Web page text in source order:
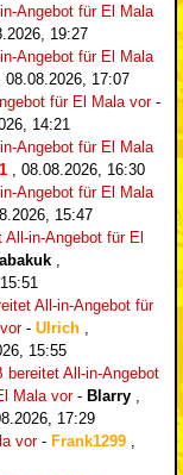
Angebot für El Mala
19:27
Angebot für El Mala
08.08.2026, 17:07
für El Mala vor-
14:21
Angebot für El Mala
, 08.08.2026, 16:30
Angebot für El Mala
15:47
All-in-Angebot für El
,
All-in-Angebot für
- Ulrich ,
15:55
bereitet All-in-Angebot
Mala vor- Blarry ,
17:29
vor- Frank1299 ,